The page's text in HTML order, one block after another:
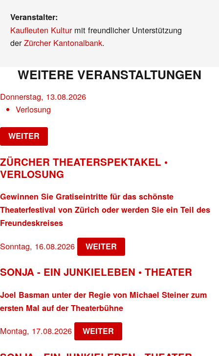
Veranstalter:
Kaufleuten Kulturmit freundlicher Unterstützung
derZürcher Kantonalbank.
WEITERE VERANSTALTUNGEN
Donnerstag, 13.08.2026
Verlosung
WEITER
ZÜRCHER THEATERSPEKTAKEL •
VERLOSUNG
Gewinnen Sie Gratiseintritte für das schönste
Theaterfestival von Zürich oder werden Sie ein Teil des
Freundeskreises
Sonntag, 16.08.2026 WEITER
SONJA - EIN JUNKIELEBEN • THEATER
Joel Basman unter der Regie von Michael Steiner zum
ersten Mal auf der Theaterbühne
Montag, 17.08.2026 WEITER